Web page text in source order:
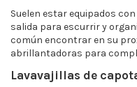
Suelen estar equipados
salida para escurrir y
común encontrar en su
abrillantadoras para
Lavavajillas de